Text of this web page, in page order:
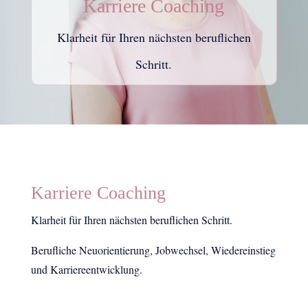
Karriere Coaching
Klarheit für Ihren nächsten beruflichen
Schritt.
Karriere Coaching
Klarheit für Ihren nächsten beruflichen Schritt.
Berufliche Neuorientierung, Jobwechsel, Wiedereinstieg
und Karriereentwicklung.